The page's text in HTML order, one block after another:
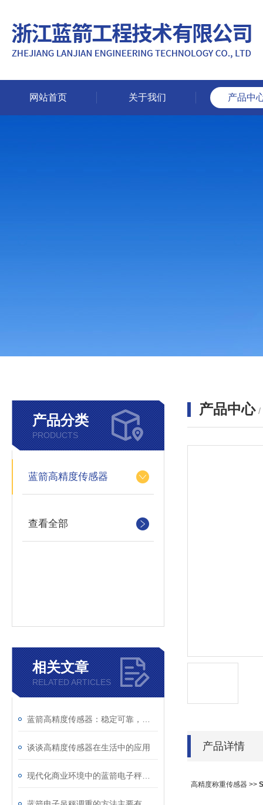
网站首页 关于我们 产品中
产品分类
PRODUCTS
蓝箭高精度传感器
查看全部
相关文章
RELATED ARTICLES
谈谈高精度传感器在生活中的应用
产品中心 /
产品详情
高精度称重传感器 >>